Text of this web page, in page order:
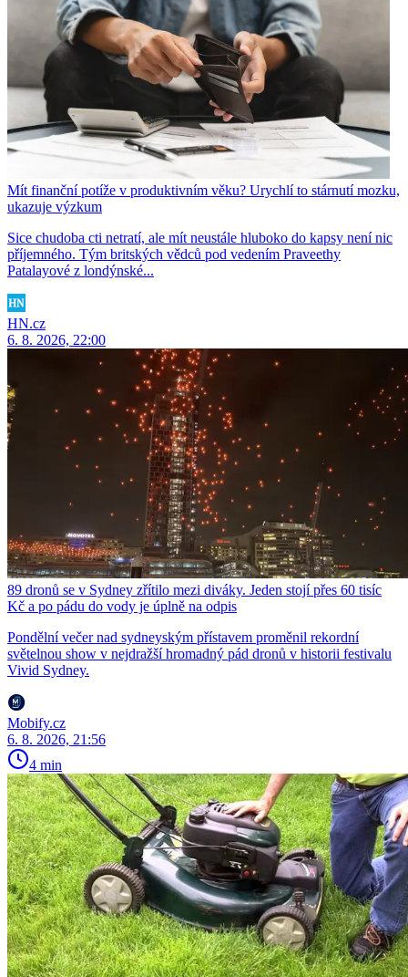
Mít finanční potíže v produktivním věku? Urychlí to stárnutí mozku,
ukazuje výzkum
Sice chudoba cti netratí, ale mít neustále hluboko do kapsy není nic
příjemného. Tým britských vědců pod vedením Praveethy
Patalayové z londýnské...
HN.cz
6. 8. 2026, 22:00
89 dronů se v Sydney zřítilo mezi diváky. Jeden stojí přes 60 tisíc
Kč a po pádu do vody je úplně na odpis
Pondělní večer nad sydneyským přístavem proměnil rekordní
světelnou show v nejdražší hromadný pád dronů v historii festivalu
Vivid Sydney.
Mobify.cz
6. 8. 2026, 21:56
4 min